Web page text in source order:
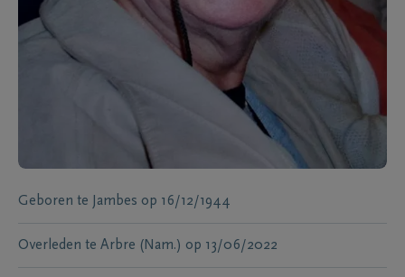
Geboren te Jambes op 16/12/1944
Overleden te Arbre (Nam.) op 13/06/2022